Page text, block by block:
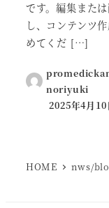
です。編集また
し、コンテンツ
めてくだ […]
noriyuki
投稿日
2025年4月10
HOME nws/